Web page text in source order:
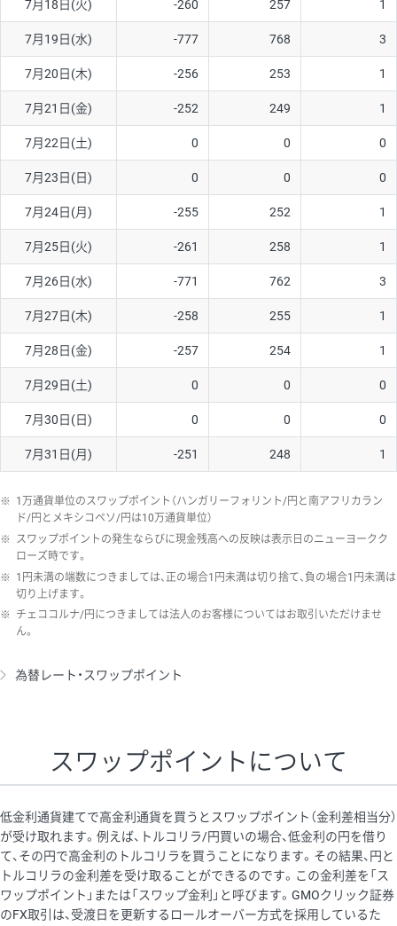
ソ/円は10万通貨単位。
7月18日(火) -260 257 1
7月19日(水) -777 768 3
7月20日(木) -256 253 1
7月21日(金) -252 249 1
7月22日(土) 0 0 0
7月23日(日) 0 0 0
7月24日(月) -255 252 1
7月25日(火) -261 258 1
7月26日(水) -771 762 3
7月27日(木) -258 255 1
7月28日(金) -257 254 1
7月29日(土) 0 0 0
7月30日(日) 0 0 0
7月31日(月) -251 248 1
※ 1万通貨単位のスワップポイント（ハンガリーフォリント/円と南アフリカラン
ド/円とメキシコペソ/円は10万通貨単位）
※ スワップポイントの発生ならびに現金残高への反映は表示日のニューヨークク
ローズ時です。
※ 1円未満の端数につきましては、正の場合1円未満は切り捨て、負の場合1円未満は
切り上げます。
※ チェココルナ/円につきましては法人のお客様についてはお取引いただけませ
ん。
為替レート・スワップポイント
スワップポイントについて
低金利通貨建てで高金利通貨を買うとスワップポイント（金利差相当分）
が受け取れます。例えば、トルコリラ/円買いの場合、低金利の円を借り
て、その円で高金利のトルコリラを買うことになります。その結果、円と
トルコリラの金利差を受け取ることができるのです。この金利差を「ス
ワップポイント」または「スワップ金利」と呼びます。GMOクリック証券
のFX取引は、受渡日を更新するロールオーバー方式を採用しているた